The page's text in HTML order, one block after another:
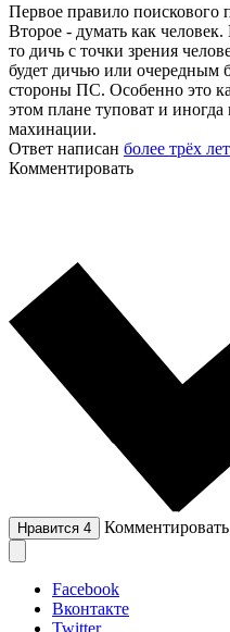
Первое правило
Второе - думать как
то дичь с точки зрения
будет дичью или очередным
стороны ПС. Особенно это
этом плане туповат и иногда
махинации.
Ответ написан более трёх
Комментировать
Нравится 4 Комментировать
Facebook
Вконтакте